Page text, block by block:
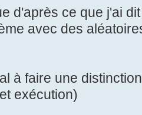
d'après ce que j'ai
avec des
à faire une
exécution)